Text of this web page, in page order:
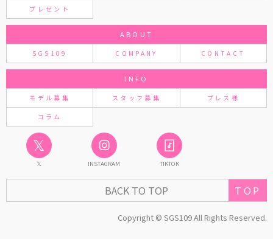
プレゼント
ABOUT
SGS109 COMPANY CONTACT
INFO
モデル募集 スタッフ募集 プレス様
コラム
𝕏
𝕏 INSTAGRAM TIKTOK
BACK TO TOP
Copyright © SGS109 All Rights Reserved.
TOP